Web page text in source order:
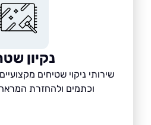
נקיון שטחים
שירותי ניקוי שטיחים מקצועיים
וכתמים ולהחזרת המראה החדש